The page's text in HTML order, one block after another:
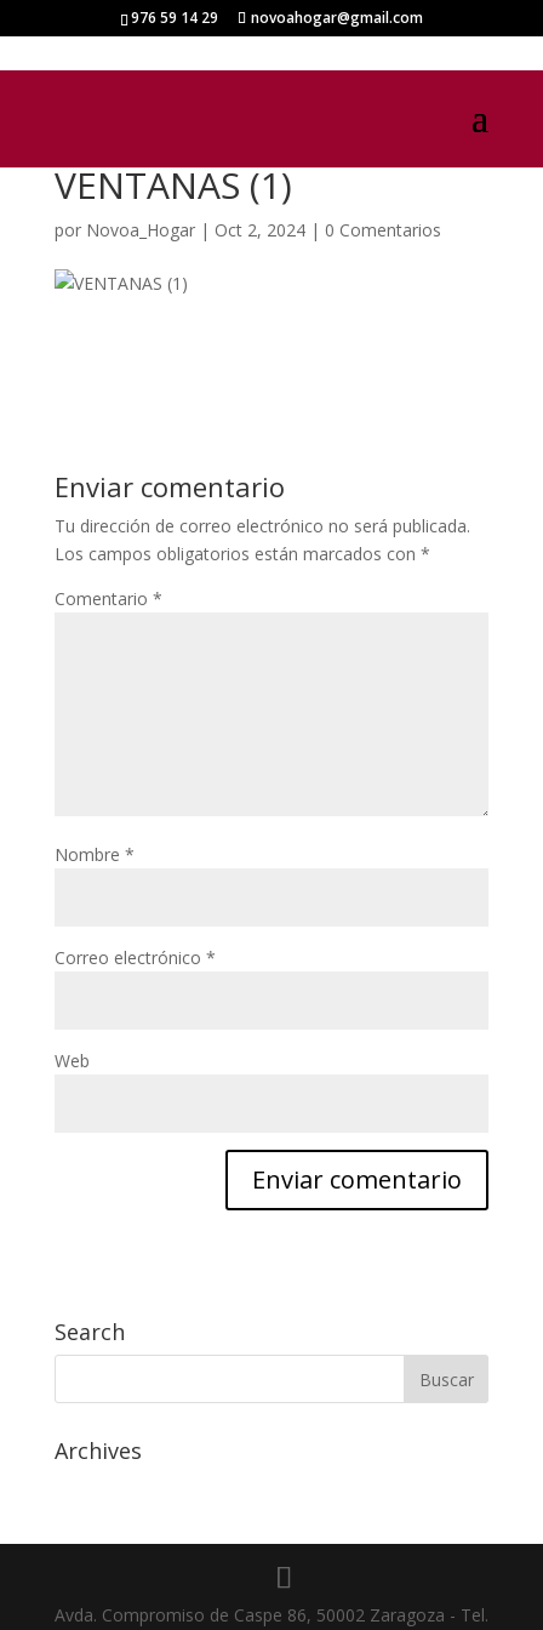
976 59 14 29 novoahogar@gmail.com
VENTANAS (1)
por Novoa_Hogar| Oct 2, 2024| 0 Comentarios
Enviar comentario
Tu dirección de correo electrónico no será publicada.
Los campos obligatorios están marcados con *
Comentario *
Nombre *
Correo electrónico *
Web
Search
Archives
Avda. Compromiso de Caspe 86, 50002 Zaragoza - Tel.